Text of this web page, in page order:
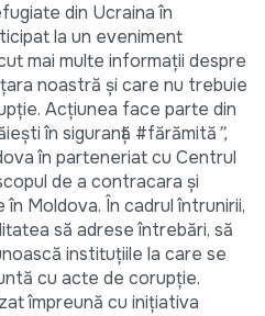
din Ucraina în
la un eveniment
mai multe informații despre
noastră și care nu trebuie
Acțiunea face parte din
în siguranță #fărămită”,
în parteneriat cu Centrul
de a contracara și
Moldova. În cadrul întrunirii,
să adrese întrebări, să
instituțiile la care se
cu acte de corupție.
împreună cu inițiativa